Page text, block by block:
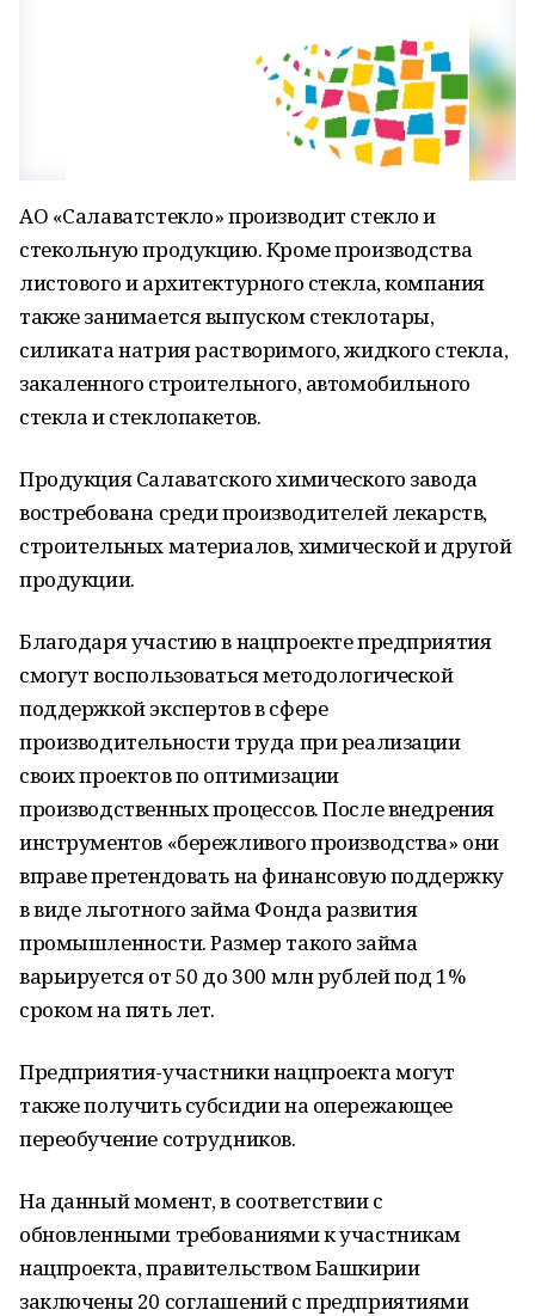
АО «Салаватстекло» производит стекло и
стекольную продукцию. Кроме производства
листового и архитектурного стекла, компания
также занимается выпуском стеклотары,
силиката натрия растворимого, жидкого стекла,
закаленного строительного, автомобильного
стекла и стеклопакетов.
Продукция Салаватского химического завода
востребована среди производителей лекарств,
строительных материалов, химической и другой
продукции.
Благодаря участию в нацпроекте предприятия
смогут воспользоваться методологической
поддержкой экспертов в сфере
производительности труда при реализации
своих проектов по оптимизации
производственных процессов. После внедрения
инструментов «бережливого производства» они
вправе претендовать на финансовую поддержку
в виде льготного займа Фонда развития
промышленности. Размер такого займа
варьируется от 50 до 300 млн рублей под 1%
сроком на пять лет.
Предприятия-участники нацпроекта могут
также получить субсидии на опережающее
переобучение сотрудников.
На данный момент, в соответствии с
обновленными требованиями к участникам
нацпроекта, правительством Башкирии
заключены 20 соглашений с предприятиями